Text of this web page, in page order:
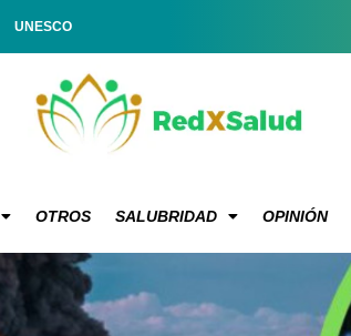
UNESCO
OTROS SALUBRIDAD OPINIÓN